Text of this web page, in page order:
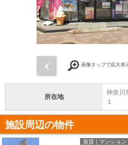
画像タップで拡大表
所在地
神奈川
１
施設周辺の物件
賃貸｜マンション